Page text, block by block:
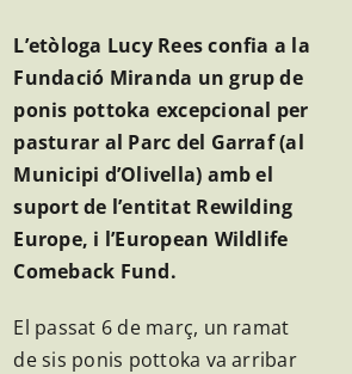
Search
L’etòloga Lucy Rees confia a la
Fundació Miranda un grup de
ponis pottoka excepcional per
pasturar al Parc del Garraf (al
Municipi d’Olivella) amb el
suport de l’entitat Rewilding
Europe, i l’European Wildlife
Comeback Fund.
El passat 6 de març, un ramat
de sis ponis pottoka va arribar